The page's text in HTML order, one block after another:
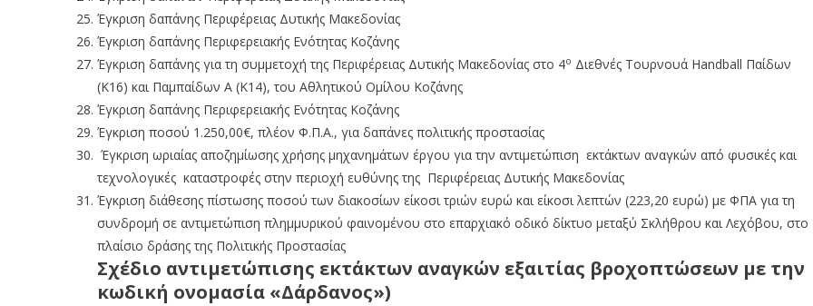
Έγκριση δαπάνης Περιφέρειας Δυτικής Μακεδονίας
Έγκριση δαπάνης Περιφερειακής Ενότητας Κοζάνης
Έγκριση δαπάνης για τη συμμετοχή της Περιφέρειας Δυτικής Μακεδονίας στο 4ο Διεθνές Τουρνουά Handball Παίδων
(Κ16) και Παμπαίδων Α (Κ14), του Αθλητικού Ομίλου Κοζάνης
Έγκριση δαπάνης Περιφερειακής Ενότητας Κοζάνης
Έγκριση ποσού 1.250,00€, πλέον Φ.Π.Α., για δαπάνες πολιτικής προστασίας
Έγκριση ωριαίας αποζημίωσης χρήσης μηχανημάτων έργου για την αντιμετώπιση εκτάκτων αναγκών από φυσικές και
τεχνολογικές καταστροφές στην περιοχή ευθύνης της Περιφέρειας Δυτικής Μακεδονίας
Έγκριση διάθεσης πίστωσης ποσού των διακοσίων είκοσι τριών ευρώ και είκοσι λεπτών (223,20 ευρώ) με ΦΠΑ για τη
συνδρομή σε αντιμετώπιση πλημμυρικού φαινομένου στο επαρχιακό οδικό δίκτυο μεταξύ Σκλήθρου και Λεχόβου, στο
πλαίσιο δράσης της Πολιτικής Προστασίας
Σχέδιο αντιμετώπισης εκτάκτων αναγκών εξαιτίας βροχοπτώσεων με την
κωδική ονομασία «Δάρδανος»)